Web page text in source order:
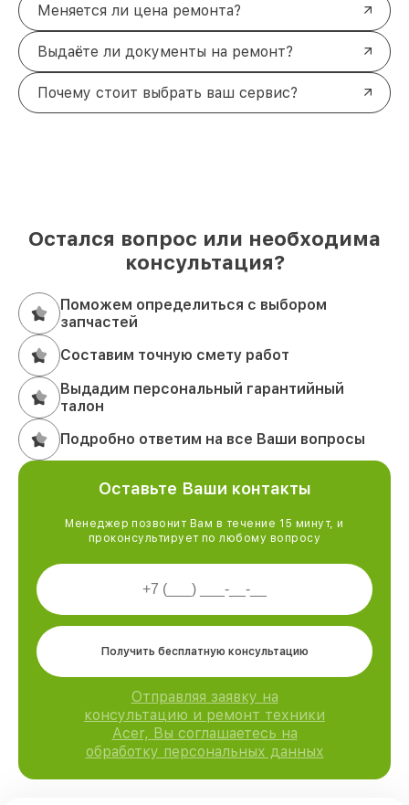
Меняется ли цена ремонта?
Выдаёте ли документы на ремонт?
Почему стоит выбрать ваш сервис?
Остался вопрос или необходима
консультация?
Поможем определиться с выбором
запчастей
Составим точную смету работ
Выдадим персональный гарантийный
талон
Подробно ответим на все Ваши вопросы
Оставьте Ваши контакты
Менеджер позвонит Вам в течение 15 минут, и
проконсультирует по любому вопросу
Получить бесплатную консультацию
Отправляя заявку на
консультацию и ремонт техники
Acer, Вы соглашаетесь на
обработку персональных данных